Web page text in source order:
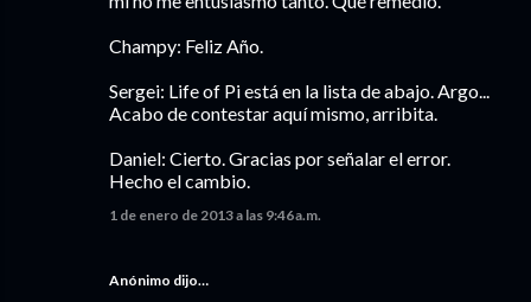
Champy: Feliz Año.
Sergei: Life of Pi está en la lista de abajo. Argo...
Acabo de contestar aquí mismo, arribita.
Daniel: Cierto. Gracias por señalar el error.
Hecho el cambio.
1 de enero de 2013 a las 9:46 a.m.
Anónimo dijo…